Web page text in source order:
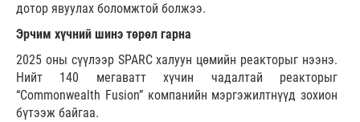
дотор явуулах боломжтой болжээ.
Эрчим хүчний шинэ төрөл гарна
2025 оны сүүлээр SPARC халуун цөмийн реакторыг нээнэ.
Нийт 140 мегаватт хүчин чадалтай реакторыг
“Commonwealth Fusion” компанийн мэргэжилтнүүд зохион
бүтээж байгаа.